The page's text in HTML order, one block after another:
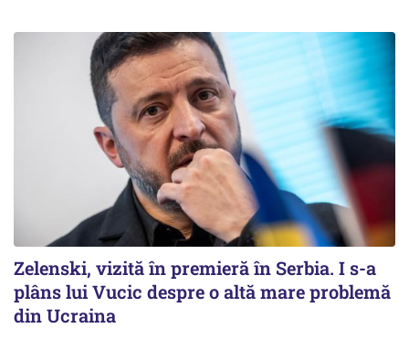
Zelenski, vizită în premieră în Serbia. I s-a
plâns lui Vucic despre o altă mare problemă
din Ucraina